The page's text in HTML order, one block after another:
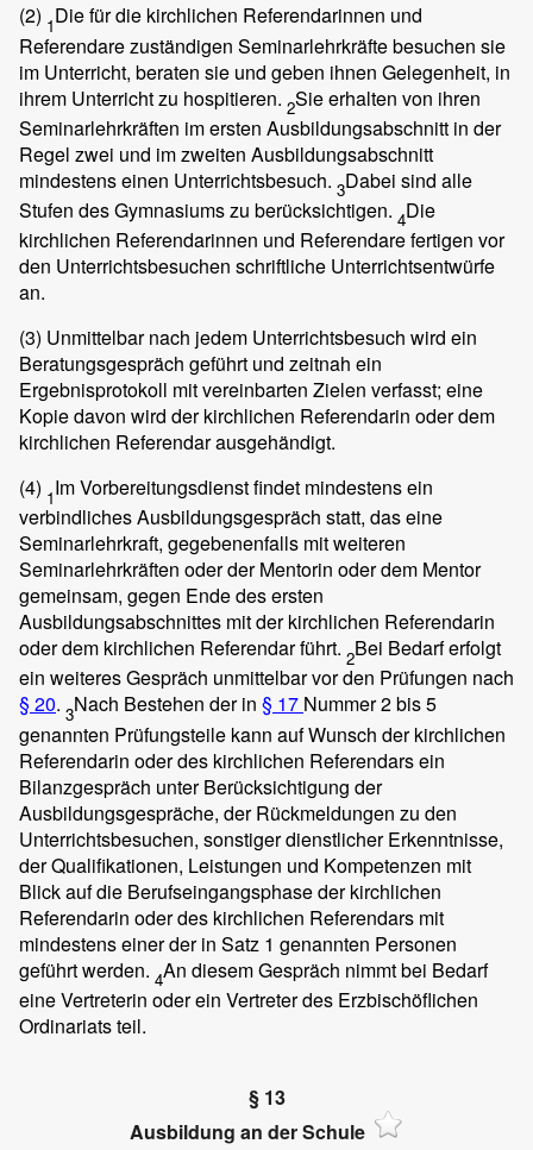
(2) 1Die für die kirchlichen Referendarinnen und
Referendare zuständigen Seminarlehrkräfte besuchen sie
im Unterricht, beraten sie und geben ihnen Gelegenheit, in
ihrem Unterricht zu hospitieren. 2Sie erhalten von ihren
Seminarlehrkräften im ersten Ausbildungsabschnitt in der
Regel zwei und im zweiten Ausbildungsabschnitt
mindestens einen Unterrichtsbesuch. 3Dabei sind alle
Stufen des Gymnasiums zu berücksichtigen. 4Die
kirchlichen Referendarinnen und Referendare fertigen vor
den Unterrichtsbesuchen schriftliche Unterrichtsentwürfe
an.
(3) Unmittelbar nach jedem Unterrichtsbesuch wird ein
Beratungsgespräch geführt und zeitnah ein
Ergebnisprotokoll mit vereinbarten Zielen verfasst; eine
Kopie davon wird der kirchlichen Referendarin oder dem
kirchlichen Referendar ausgehändigt.
(4) 1Im Vorbereitungsdienst findet mindestens ein
verbindliches Ausbildungsgespräch statt, das eine
Seminarlehrkraft, gegebenenfalls mit weiteren
Seminarlehrkräften oder der Mentorin oder dem Mentor
gemeinsam, gegen Ende des ersten
Ausbildungsabschnittes mit der kirchlichen Referendarin
oder dem kirchlichen Referendar führt. 2Bei Bedarf erfolgt
ein weiteres Gespräch unmittelbar vor den Prüfungen nach
§ 20. 3Nach Bestehen der in § 17 Nummer 2 bis 5
genannten Prüfungsteile kann auf Wunsch der kirchlichen
Referendarin oder des kirchlichen Referendars ein
Bilanzgespräch unter Berücksichtigung der
Ausbildungsgespräche, der Rückmeldungen zu den
Unterrichtsbesuchen, sonstiger dienstlicher Erkenntnisse,
der Qualifikationen, Leistungen und Kompetenzen mit
Blick auf die Berufseingangsphase der kirchlichen
Referendarin oder des kirchlichen Referendars mit
mindestens einer der in Satz 1 genannten Personen
geführt werden. 4An diesem Gespräch nimmt bei Bedarf
eine Vertreterin oder ein Vertreter des Erzbischöflichen
Ordinariats teil.
§ 13
Ausbildung an der Schule